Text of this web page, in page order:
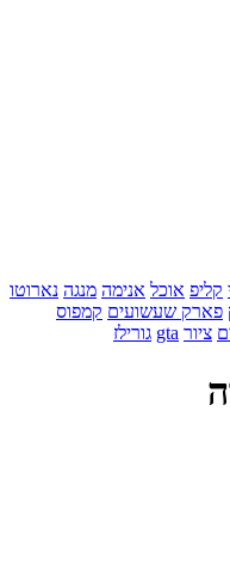
קליפ אוכל אנימה מנגה נארוטו
פארק שעשועים קמפוס
ציור gta גורילז